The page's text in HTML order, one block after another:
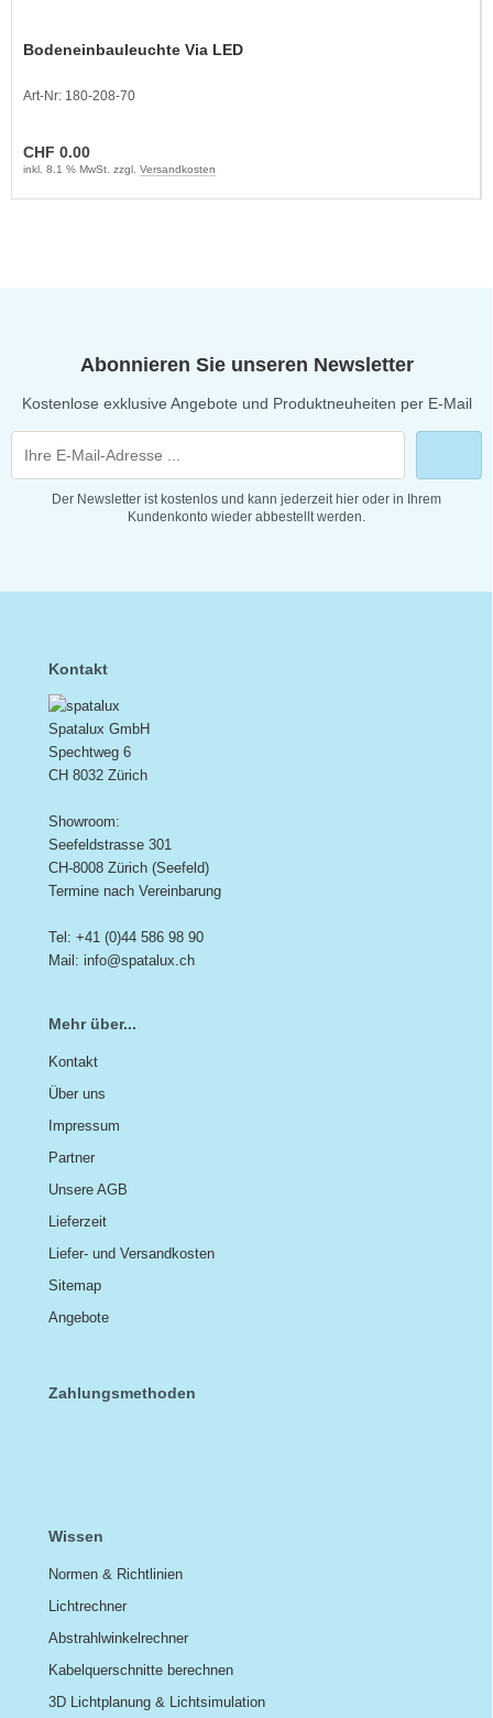
Bodeneinbauleuchte Via LED
Art-Nr: 180-208-70
CHF 0.00
inkl. 8.1 % MwSt. zzgl. Versandkosten
Abonnieren Sie unseren Newsletter
Kostenlose exklusive Angebote und Produktneuheiten per E-Mail
Der Newsletter ist kostenlos und kann jederzeit hier oder in Ihrem
Kundenkonto wieder abbestellt werden.
Kontakt
Spatalux GmbH
Spechtweg 6
CH 8032 Zürich
Showroom:
Seefeldstrasse 301
CH-8008 Zürich (Seefeld)
Termine nach Vereinbarung
Tel: +41 (0)44 586 98 90
Mail: info@spatalux.ch
Mehr über...
Kontakt
Über uns
Impressum
Partner
Unsere AGB
Lieferzeit
Liefer- und Versandkosten
Sitemap
Angebote
Zahlungsmethoden
Wissen
Normen & Richtlinien
Lichtrechner
Abstrahlwinkelrechner
Kabelquerschnitte berechnen
3D Lichtplanung & Lichtsimulation